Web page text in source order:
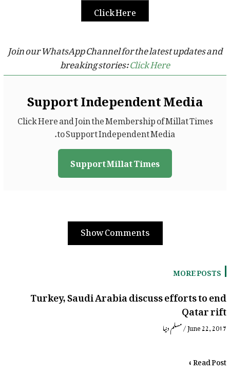
Click Here
Join our WhatsApp Channel for the latest updates and
breaking stories:Click Here
Support Independent Media
Click Here and Join the Membership of Millat Times
to Support Independent Media.
Support Millat Times
Show Comments
MORE POSTS
Turkey, Saudi Arabia discuss efforts to end
Qatar rift
مسلم دنیا/June 22, 2017
Read Post »